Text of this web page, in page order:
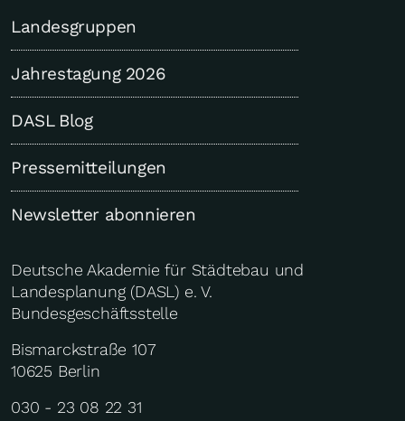
Landesgruppen
Jahrestagung 2026
DASL Blog
Pressemitteilungen
Newsletter abonnieren
Deutsche Akademie für Städtebau und
Landesplanung (DASL) e. V.
Bundesgeschäftsstelle
Bismarckstraße 107
10625 Berlin
030 - 23 08 22 31